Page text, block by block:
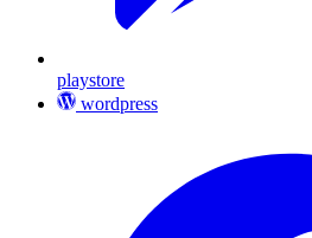
playstore
wordpress